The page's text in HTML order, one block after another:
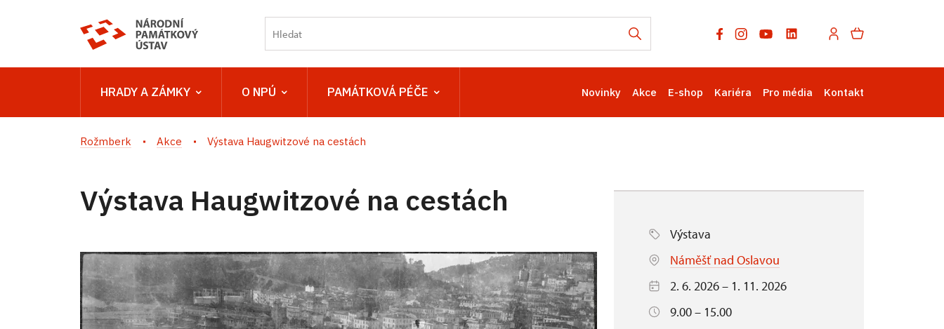
HRADY A ZÁMKY O NPÚ PAMÁTKOVÁ PÉČE Novinky Akce E-shop Kariéra Pro média Kontakt
Rožmberk Akce Výstava Haugwitzové na cestách
Výstava Haugwitzové na cestách
Výstava
Náměšť nad Oslavou
2. 6. 2026 – 1. 11. 2026
9.00 – 15.00